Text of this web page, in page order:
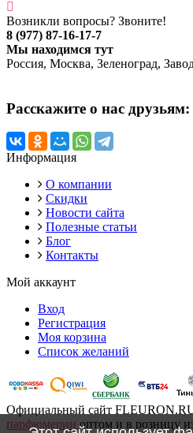
Возникли вопросы? Звоните!
8 (977) 87-16-17-7
Мы находимся тут
Россия, Москва, Зеленоград,
Расскажите о нас друзьям:
Информация
О компании
Скидки
Новости сайта
Полезные статьи
Блог
Контакты
Мой аккаунт
Вход
Регистрация
Моя корзина
Список желаний
Официальный сайт
парфюмерии оптом и в розницу